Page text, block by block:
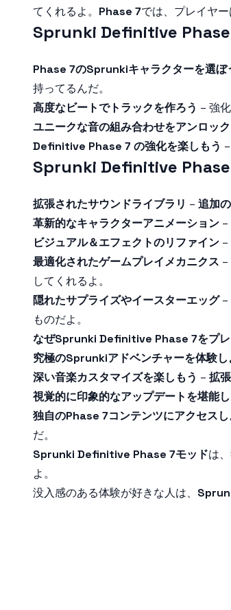
てくれるよ。 Phase 7では、プレイヤー
Sprunki Definitive
Phase 7のSprunkiキャラクターを選ぼ
持ってるんだ。
高度なビートでトラックを作ろう – 強
ユニークな音の組み合わせをアンロッ
Definitive Phase 7 の強化を楽しもう –
Sprunki Definitive Phase
拡張されたサウンドライブラリ – 追加
革新的なキャラクターアニメーション –
ビジュアル＆エフェクトのリファイン –
最適化されたゲームプレイメカニクス –
してくれるよ。
隠れたサプライズやイースターエッグ–
ものだよ。
なぜSprunki Definitive Phase 7をプレ
究極のSprunkiアドベンチャーを体験し
深い音楽カスタマイズを楽しもう – 拡
視覚的に印象的なアップデートを堪能
独自のPhase 7コンテンツにアクセスし
だ。
Sprunki Definitive Phase 7モッドは
よ。
没入感のある体験が好きな人は、